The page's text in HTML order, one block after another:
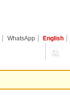
WhatsApp English